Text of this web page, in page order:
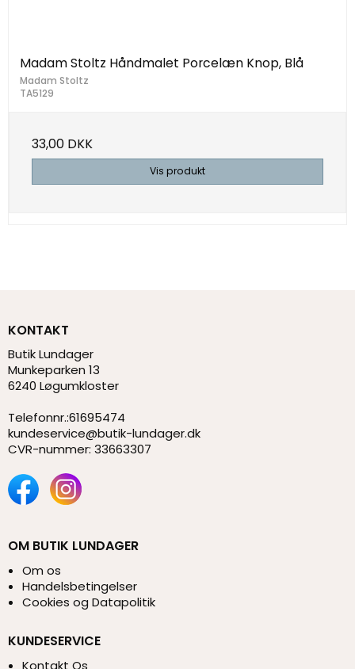
Madam Stoltz Håndmalet Porcelæn Knop, Blå
Madam Stoltz
TA5129
33,00 DKK
Vis produkt
KONTAKT
Butik Lundager
Munkeparken 13
6240 Løgumkloster
Telefonnr.:61695474
kundeservice@butik-lundager.dk
CVR-nummer: 33663307
OM BUTIK LUNDAGER
Om os
Handelsbetingelser
Cookies og Datapolitik
KUNDESERVICE
Kontakt Os